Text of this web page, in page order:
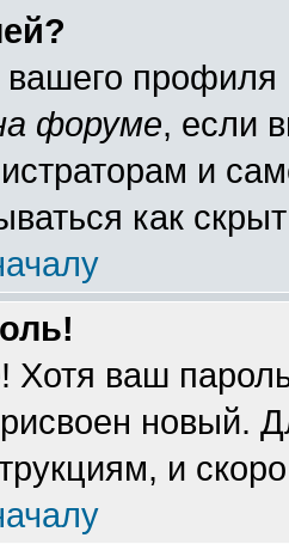
вашего
форуме, если
и
как
Хотя ваш
новый.
и